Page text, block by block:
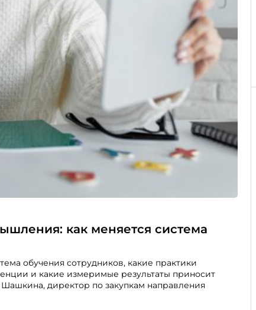
как меняется система
обучения сотрудников, какие практики
и какие измеримые результаты приносит
директор по закупкам направления